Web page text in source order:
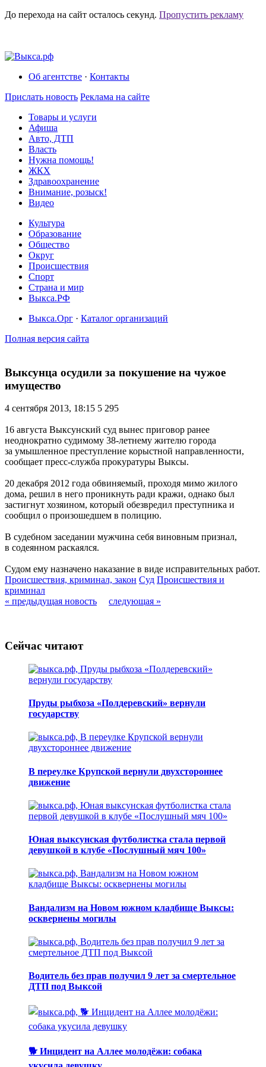
До перехода на сайт осталось секунд. Пропустить рекламу
Об агентстве · Контакты
Прислать новость Реклама на сайте
Товары и услуги
Афиша
Авто, ДТП
Власть
Нужна помощь!
ЖКХ
Здравоохранение
Внимание, розыск!
Видео
Культура
Образование
Общество
Округ
Происшествия
Спорт
Страна и мир
Выкса.РФ
Выкса.Орг · Каталог организаций
Полная версия сайта
Выксунца осудили за покушение на чужое
имущество
4 сентября 2013, 18:15 5 295
16 августа Выксунский суд вынес приговор ранее
неоднократно судимому 38-летнему жителю города
за умышленное преступление корыстной направленности,
сообщает пресс-служба прокуратуры Выксы.
20 декабря 2012 года обвиняемый, проходя мимо жилого
дома, решил в него проникнуть ради кражи, однако был
застигнут хозяином, который обезвредил преступника и
сообщил о произошедшем в полицию.
В судебном заседании мужчина себя виновным признал,
в содеянном раскаялся.
Судом ему назначено наказание в виде исправительных работ.
Происшествия, криминал, закон Суд Происшествия и
криминал
« предыдущая новость
следующая »
Сейчас читают
Пруды рыбхоза «Полдеревский» вернули
государству
В переулке Крупской вернули двухстороннее
движение
Юная выксунская футболистка стала первой
девушкой в клубе «Послушный мяч 100»
Вандализм на Новом южном кладбище Выксы:
осквернены могилы
Водитель без прав получил 9 лет за смертельное
ДТП под Выксой
🐕 Инцидент на Аллее молодёжи: собака